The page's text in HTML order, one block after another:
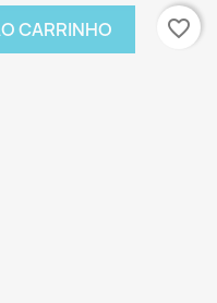
CARRINHO favorite_border